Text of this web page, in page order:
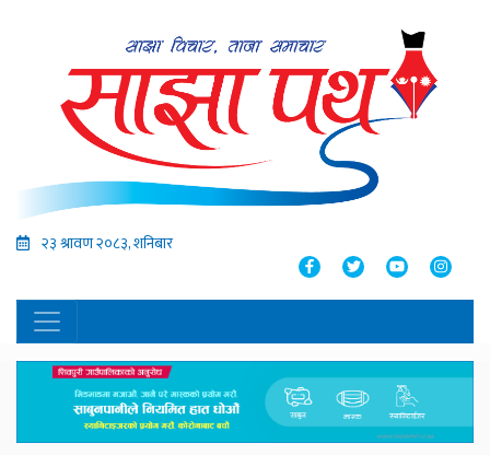
२३ श्रावण २०८३, शनिबार